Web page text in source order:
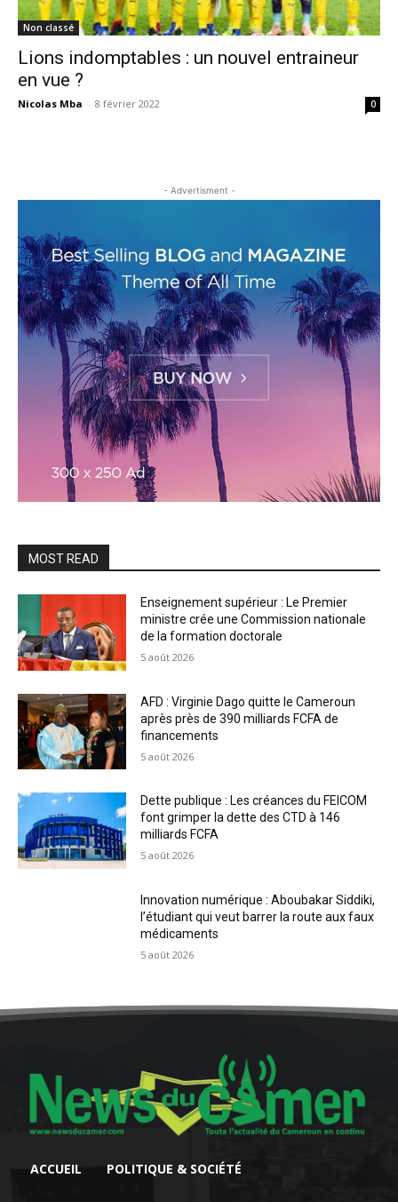
Non classé
Lions indomptables : un nouvel entraineur
en vue ?
Nicolas Mba - 8 février 2022 0
- Advertisment -
MOST READ
Enseignement supérieur : Le Premier
ministre crée une Commission nationale
de la formation doctorale
5 août 2026
AFD : Virginie Dago quitte le Cameroun
après près de 390 milliards FCFA de
financements
5 août 2026
Dette publique : Les créances du FEICOM
font grimper la dette des CTD à 146
milliards FCFA
5 août 2026
Innovation numérique : Aboubakar Siddiki,
l’étudiant qui veut barrer la route aux faux
médicaments
5 août 2026
ACCUEIL POLITIQUE & SOCIÉTÉ